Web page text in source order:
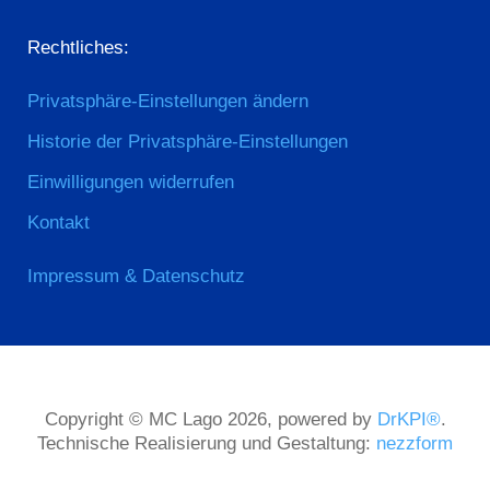
Rechtliches:
Privatsphäre-Einstellungen ändern
Historie der Privatsphäre-Einstellungen
Einwilligungen widerrufen
Kontakt
Impressum & Datenschutz
Copyright © MC Lago 2026, powered by DrKPI®.
Technische Realisierung und Gestaltung: nezzform